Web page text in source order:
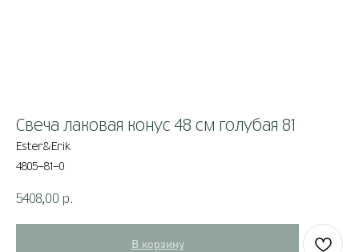
Свеча лаковая конус 48 см голубая 81
Ester&Erik
4805-81-0
5408,00 р.
В корзину